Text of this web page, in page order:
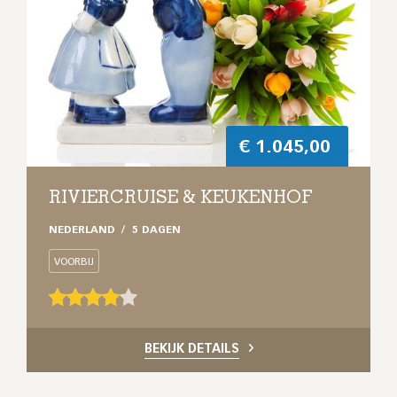
€ 1.045,00
RIVIERCRUISE & KEUKENHOF
NEDERLAND 5 DAGEN
VOORBIJ
BEKIJK DETAILS